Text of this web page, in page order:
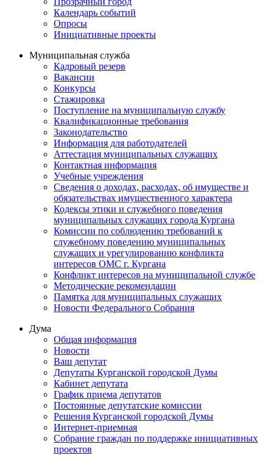
Календарь событий
Опросы
Инициативные проекты
Муниципальная служба
Кадровый резерв
Вакансии
Конкурсы
Стажировка
Поступление на муниципальную службу
Квалификационные требования
Законодательство
Информация для работодателей
Аттестация муниципальных служащих
Контактная информация
Учебные учреждения
Сведения о доходах, расходах, об имуществе и
обязательствах имущественного характера
Кодексы этики и служебного поведения
муниципальных служащих города Кургана
Комиссии по соблюдению требований к
служебному поведению муниципальных
служащих и урегулированию конфликта
интересов ОМС г. Кургана
Конфликт интересов на муниципальной службе
Методические рекомендации
Памятка для муниципальных служащих
Новости Федерального Cобрания
Дума
Общая информация
Новости
Ваш депутат
Депутаты Курганской городской Думы
Кабинет депутата
График приема депутатов
Постоянные депутатские комиссии
Решения Курганской городской Думы
Интернет-приемная
Собрание граждан по поддержке инициативных
проектов